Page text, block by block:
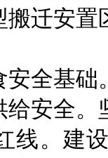
迁安置
基础。
给安全
线。建